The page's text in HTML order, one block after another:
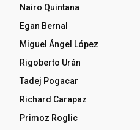
Nairo Quintana
Egan Bernal
Miguel Ángel López
Rigoberto Urán
Tadej Pogacar
Richard Carapaz
Primoz Roglic